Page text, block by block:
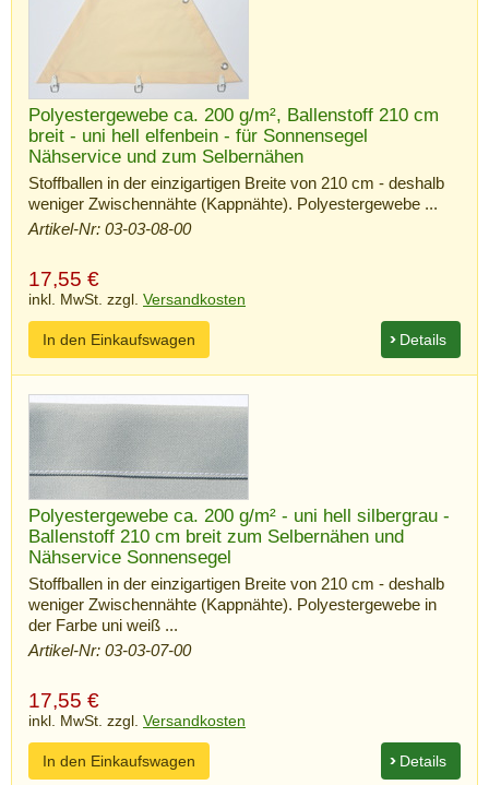
Polyestergewebe ca. 200 g/m², Ballenstoff 210 cm
breit - uni hell elfenbein - für Sonnensegel
Nähservice und zum Selbernähen
Stoffballen in der einzigartigen Breite von 210 cm - deshalb
weniger Zwischennähte (Kappnähte). Polyestergewebe ...
Artikel-Nr: 03-03-08-00
17,55 €
inkl. MwSt. zzgl. Versandkosten
Details
In den Einkaufswagen
Polyestergewebe ca. 200 g/m² - uni hell silbergrau -
Ballenstoff 210 cm breit zum Selbernähen und
Nähservice Sonnensegel
Stoffballen in der einzigartigen Breite von 210 cm - deshalb
weniger Zwischennähte (Kappnähte). Polyestergewebe in
der Farbe uni weiß ...
Artikel-Nr: 03-03-07-00
17,55 €
inkl. MwSt. zzgl. Versandkosten
Details
In den Einkaufswagen